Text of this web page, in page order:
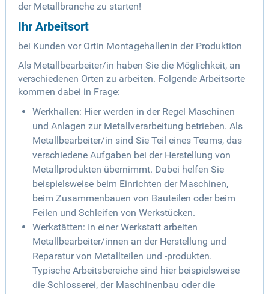
der Metallbranche zu starten!
Ihr Arbeitsort
bei Kunden vor Ortin Montagehallenin der Produktion
Als Metallbearbeiter/in haben Sie die Möglichkeit, an
verschiedenen Orten zu arbeiten. Folgende Arbeitsorte
kommen dabei in Frage:
Werkhallen: Hier werden in der Regel Maschinen
und Anlagen zur Metallverarbeitung betrieben. Als
Metallbearbeiter/in sind Sie Teil eines Teams, das
verschiedene Aufgaben bei der Herstellung von
Metallprodukten übernimmt. Dabei helfen Sie
beispielsweise beim Einrichten der Maschinen,
beim Zusammenbauen von Bauteilen oder beim
Feilen und Schleifen von Werkstücken.
Werkstätten: In einer Werkstatt arbeiten
Metallbearbeiter/innen an der Herstellung und
Reparatur von Metallteilen und -produkten.
Typische Arbeitsbereiche sind hier beispielsweise
die Schlosserei, der Maschinenbau oder die